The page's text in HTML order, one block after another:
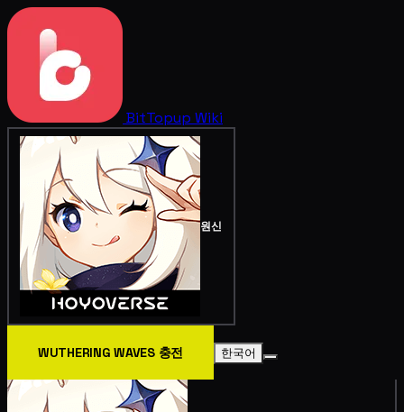
BitTopup Wiki
원신
WUTHERING WAVES 충전 한국어